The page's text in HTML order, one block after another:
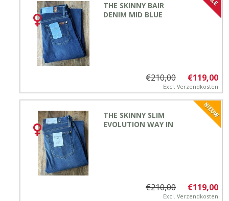
THE SKINNY BAIR
DENIM MID BLUE
€119,00
€210,00
Excl. Verzendkosten
THE SKINNY SLIM
EVOLUTION WAY IN
€119,00
€210,00
Excl. Verzendkosten